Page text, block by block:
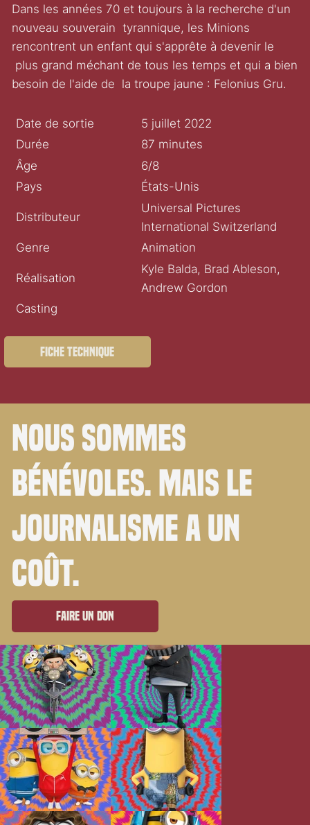
Dans les années 70 et toujours à la recherche d'un
nouveau souverain tyrannique, les Minions
rencontrent un enfant qui s'apprête à devenir le
plus grand méchant de tous les temps et qui a bien
besoin de l'aide de la troupe jaune : Felonius Gru.
Date de sortie
5 juillet 2022
Durée
87 minutes
Âge
6/8
Pays
États-Unis
Distributeur
Universal Pictures
International Switzerland
Genre
Animation
Réalisation
Kyle Balda, Brad Ableson,
Andrew Gordon
Casting
Fiche technique
Nous sommes
bénévoles. Mais le
journalisme a un
coût.
Faire un don